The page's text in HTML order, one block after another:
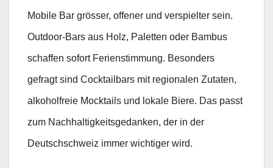
Mobile Bar grösser, offener und verspielter sein.
Outdoor-Bars aus Holz, Paletten oder Bambus
schaffen sofort Ferienstimmung. Besonders
gefragt sind Cocktailbars mit regionalen Zutaten,
alkoholfreie Mocktails und lokale Biere. Das passt
zum Nachhaltigkeitsgedanken, der in der
Deutschschweiz immer wichtiger wird.